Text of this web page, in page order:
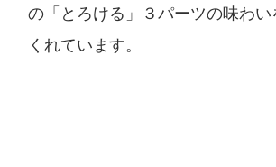
の「とろける」３パーツの味わい
くれています。